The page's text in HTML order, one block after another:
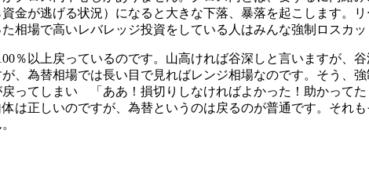
金が逃げる状況）になると大きな下落、暴落を起こします。
場で高いレバレッジ投資をしている人はみんな強制ロスカッ
％以上戻っているのです。山高ければ谷深しと言いますが、
、為替相場では長い目で見ればレンジ相場なのです。そう、
戻ってしまい
「ああ！損切りしなければよかった！助かってた
は正しいのですが、為替というのは戻るのが普通です。それ